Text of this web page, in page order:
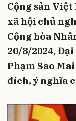
Cộng sản Việt
xã hội chủ
Cộng hòa
20/8/2024,
Phạm Sao
đích, ý nghĩa